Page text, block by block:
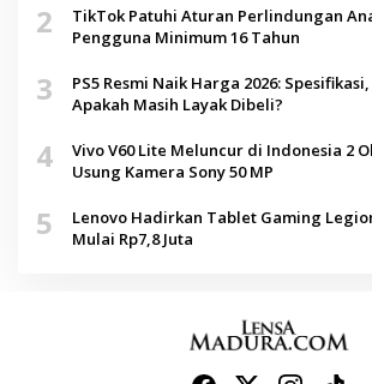
2
TikTok Patuhi Aturan Perlindungan
Pengguna Minimum 16 Tahun
3
PS5 Resmi Naik Harga 2026:
Apakah Masih Layak Dibeli?
4
Vivo V60 Lite Meluncur di Indonesia 2
Usung Kamera Sony 50 MP
5
Lenovo Hadirkan Tablet Gaming
Mulai Rp7,8 Juta